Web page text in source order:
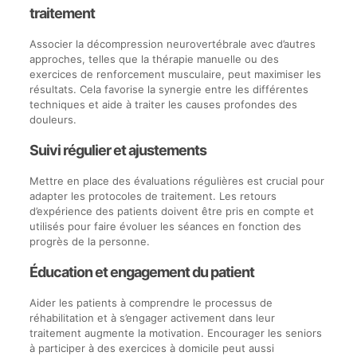
traitement
Associer la décompression neurovertébrale avec d’autres
approches, telles que la thérapie manuelle ou des
exercices de renforcement musculaire, peut maximiser les
résultats. Cela favorise la synergie entre les différentes
techniques et aide à traiter les causes profondes des
douleurs.
Suivi régulier et ajustements
Mettre en place des évaluations régulières est crucial pour
adapter les protocoles de traitement. Les retours
d’expérience des patients doivent être pris en compte et
utilisés pour faire évoluer les séances en fonction des
progrès de la personne.
Éducation et engagement du patient
Aider les patients à comprendre le processus de
réhabilitation et à s’engager activement dans leur
traitement augmente la motivation. Encourager les seniors
à participer à des exercices à domicile peut aussi